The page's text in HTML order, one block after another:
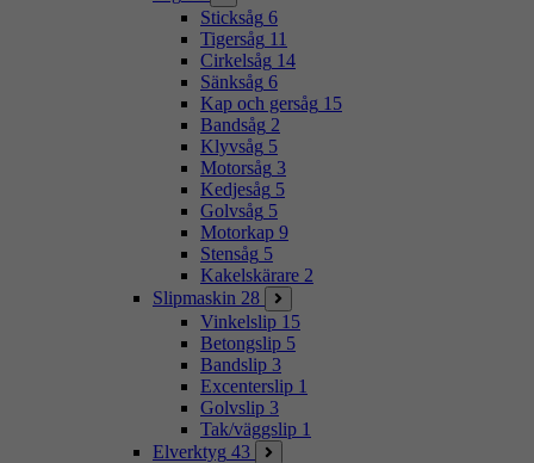
Sticksåg 6
Tigersåg 11
Cirkelsåg 14
Sänksåg 6
Kap och gersåg 15
Bandsåg 2
Klyvsåg 5
Motorsåg 3
Kedjesåg 5
Golvsåg 5
Motorkap 9
Stensåg 5
Kakelskärare 2
Slipmaskin 28
Vinkelslip 15
Betongslip 5
Bandslip 3
Excenterslip 1
Golvslip 3
Tak/väggslip 1
Elverktyg 43